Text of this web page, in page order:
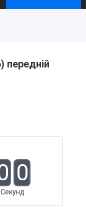
передній
0
Секунд